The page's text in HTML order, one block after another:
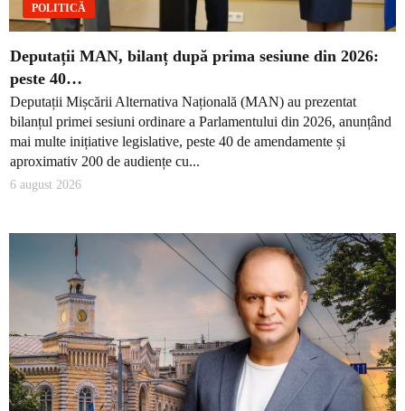
POLITICĂ
Deputații MAN, bilanț după prima sesiune din 2026:
peste 40…
Deputații Mișcării Alternativa Națională (MAN) au prezentat
bilanțul primei sesiuni ordinare a Parlamentului din 2026, anunțând
mai multe inițiative legislative, peste 40 de amendamente și
aproximativ 200 de audiențe cu...
6 august 2026